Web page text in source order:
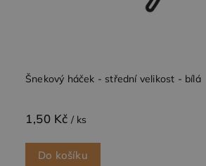
Šnekový háček - střední velikost - bílá
1,50 Kč / ks
Do košíku